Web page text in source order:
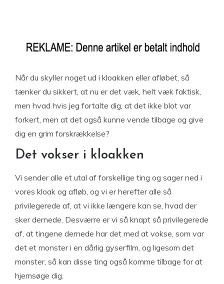
Når du skyller noget ud i kloakken eller afløbet, så
tænker du sikkert, at nu er det væk, helt væk faktisk,
men hvad hvis jeg fortalte dig, at det ikke blot var
forkert, men at det også kunne vende tilbage og give
dig en grim forskrækkelse?
Det vokser i kloakken
Vi sender alle et utal af forskellige ting og sager ned i
vores kloak og afløb, og vi er herefter alle så
privilegerede af, at vi ikke længere kan se, hvad der
sker dernede. Desværre er vi så knapt så privilegerede
af, at tingene dernede har det med at vokse, som var
det et monster i en dårlig gyserfilm, og ligesom det
monster, så kan disse ting også komme tilbage for at
hjemsøge dig.